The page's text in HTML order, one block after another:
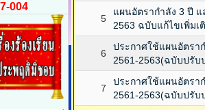
5
แผนอัตรากำลัง 3 ปี
2563 ฉบับแก้ไขเพิ่ม
6
ประกาศใช้แผนอัตรา
2561-2563(ฉบับปรับ
7
ประกาศใช้แผนอัตรา
2561-2563(ฉบับปรับ
004